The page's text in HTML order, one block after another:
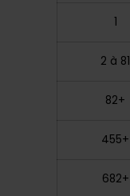
1
2 à 81
82+
455+
682+